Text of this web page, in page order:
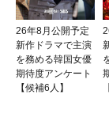
26年8月公開予定
新作ドラマで主演
を務める韓国女優
期待度アンケート
【候補6人】